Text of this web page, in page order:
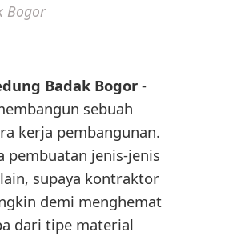
Bogor
Badak Bogor -
sebuah
kerja pembangunan.
pembuatan jenis-jenis
supaya kontraktor
demi menghemat
dari tipe material